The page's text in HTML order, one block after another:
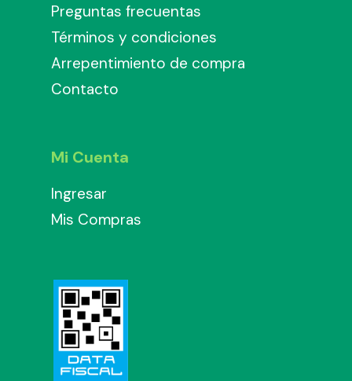
Preguntas frecuentas
Términos y condiciones
Arrepentimiento de compra
Contacto
Mi Cuenta
Ingresar
Mis Compras